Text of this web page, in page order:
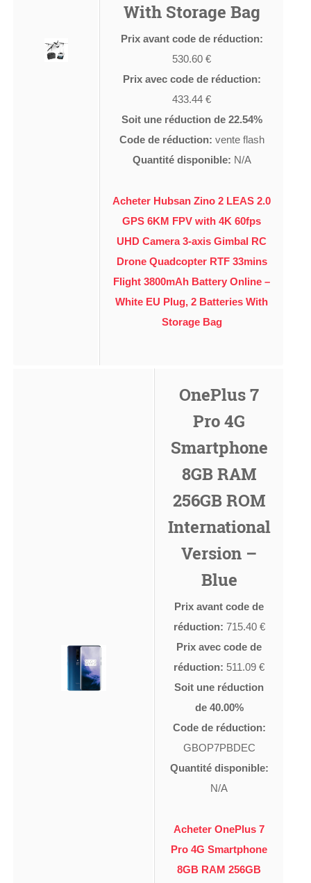
With Storage Bag
Prix avant code de réduction:
530.60 €
Prix avec code de réduction:
433.44 €
Soit une réduction de 22.54%
Code de réduction: vente flash
Quantité disponible: N/A
Acheter Hubsan Zino 2 LEAS 2.0
GPS 6KM FPV with 4K 60fps
UHD Camera 3-axis Gimbal RC
Drone Quadcopter RTF 33mins
Flight 3800mAh Battery Online –
White EU Plug, 2 Batteries With
Storage Bag
OnePlus 7
Pro 4G
Smartphone
8GB RAM
256GB ROM
International
Version –
Blue
Prix avant code de
réduction: 715.40 €
Prix avec code de
réduction: 511.09 €
Soit une réduction
de 40.00%
Code de réduction:
GBOP7PBDEC
Quantité disponible:
N/A
Acheter OnePlus 7
Pro 4G Smartphone
8GB RAM 256GB